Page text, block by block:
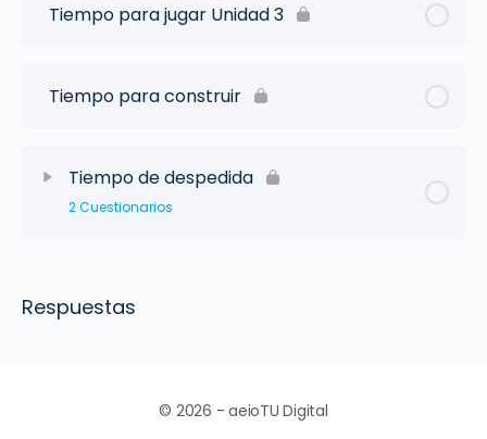
Tiempo para jugar Unidad 3
Tiempo para construir
Tiempo de despedida
2 Cuestionarios
Respuestas
© 2026 - aeioTU Digital